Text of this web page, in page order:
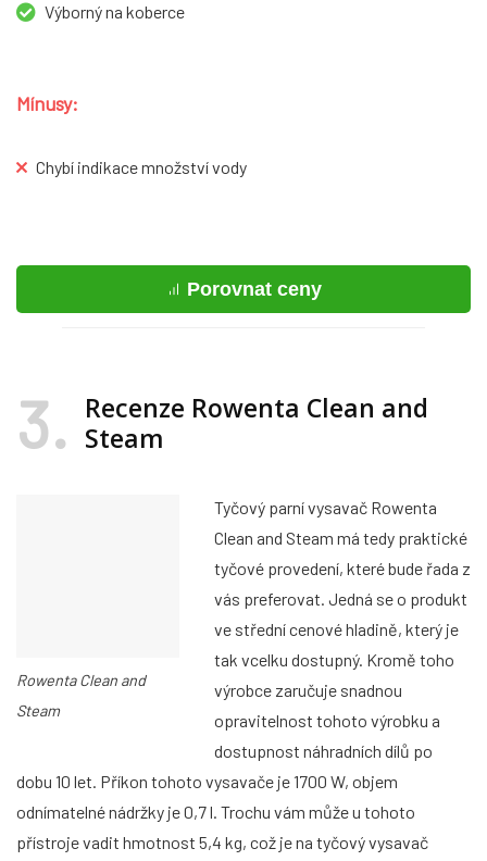
Výborný na koberce
Mínusy:
Chybí indikace množství vody
Porovnat ceny
3
Recenze Rowenta Clean and
Steam
Rowenta Clean and
Steam
Tyčový parní vysavač Rowenta
Clean and Steam má tedy praktické
tyčové provedení, které bude řada z
vás preferovat. Jedná se o produkt
ve střední cenové hladině, který je
tak vcelku dostupný. Kromě toho
výrobce zaručuje snadnou
opravitelnost tohoto výrobku a
dostupnost náhradních dílů po
dobu 10 let. Příkon tohoto vysavače je 1700 W, objem
odnímatelné nádržky je 0,7 l. Trochu vám může u tohoto
přístroje vadit hmotnost 5,4 kg, což je na tyčový vysavač